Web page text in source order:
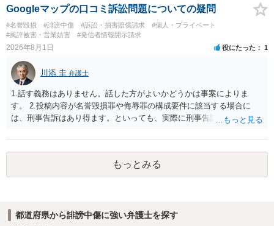
者のところに、意見照会がなされます。アカウント情報開示の場合
は、アカウントの登録メールに意見照会がなされます。 また、された
場合賠償金はいくらでしょうか。 →ケースバイケースであり、数万円
から１００万単位まで様々でしょう。裁判外であれば交渉して相手方
Googleマップの口コミ訴訟問題についての疑問
#名誉毀損 #誹謗中傷 #訴訟・損害賠償請求
#個人・プライベート
#風評被害・営業妨害
#発信者情報開示請求
2026年8月1日 役にたった 1
川添 圭 弁護士
1.話す義務はありません。話した方がよいかどうかは事案によりま
す。 2.投稿内容が名誉毀損罪や侮辱罪の構成要件に該当する場合に
は、刑事告訴はあり得ます。といっても、実際に刑事告訴に動くかど
です。Googleは電話番号の開示請求もできることが多いので、少しで
も特定可能になるよう、複数ルートで開示請求が行われることが多い
です。さらにいえば、利用者からの口コミ投稿の場合、開示請求者は
ある程度対象者を特定できている（ただし証拠による裏付けか必要な
もっとみる
都道府県から誹謗中傷に強い弁護士を探す